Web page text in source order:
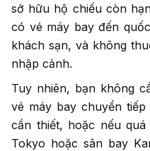
sở hữu hộ chiếu còn
có vé máy bay đến
khách sạn, và không
nhập cảnh.
Tuy nhiên, bạn không
vé máy bay chuyển
cần thiết, hoặc nếu
Tokyo hoặc sân bay